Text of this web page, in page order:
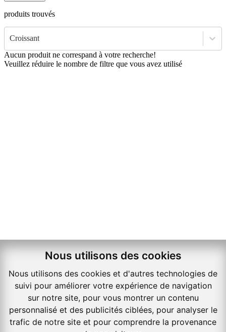
Nous utilisons des cookies
Nous utilisons des cookies et d'autres technologies de
suivi pour améliorer votre expérience de navigation
sur notre site, pour vous montrer un contenu
personnalisé et des publicités ciblées, pour analyser le
trafic de notre site et pour comprendre la provenance
produits trouvés
Croissant
Aucun produit ne correspand à votre recherche!
Veuillez réduire le nombre de filtre que vous avez utilisé
Restez connecté à toutes nos actualités !
KEPLER travel est un tour-opérateur spécialiste des circuits, des
séjours balnéaires, des combinés sur plusieurs destinations à travers
le monde. Nous donnons accès à tous nos partenaires et clients des